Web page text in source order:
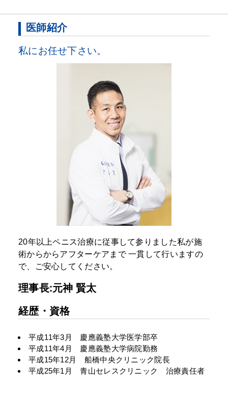
医師紹介
私にお任せ下さい。
20年以上ペニス治療に従事して参りました私が施
術からからアフターケアまで一貫して行いますの
で、ご安心してください。
理事長:元神 賢太
経歴・資格
平成11年3月 慶應義塾大学医学部卒
平成11年4月 慶應義塾大学病院勤務
平成15年12月 船橋中央クリニック院長
平成25年1月 青山セレスクリニック 治療責任者